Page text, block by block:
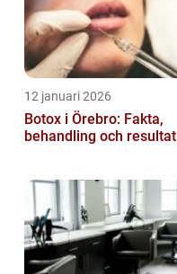
12 januari 2026
Botox i Örebro: Fakta,
behandling och resultat